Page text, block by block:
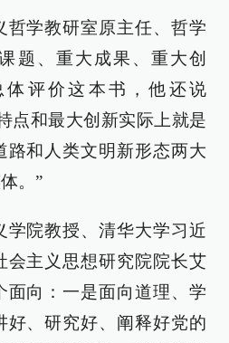
哲学教研室原主任、哲学
题、重大成果、重大创
评价这本书，他还说
点和最大创新实际上就是
路和人类文明新形态两大
。”
学院教授、清华大学习近
会主义思想研究院院长艾
面向：一是面向道理、学
好、研究好、阐释好党的